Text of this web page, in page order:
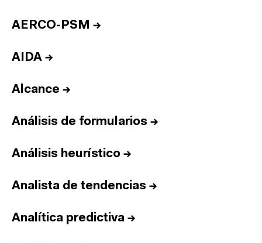
AERCO-PSM →
AIDA →
Alcance →
Análisis de formularios →
Análisis heurístico →
Analista de tendencias →
Analítica predictiva →